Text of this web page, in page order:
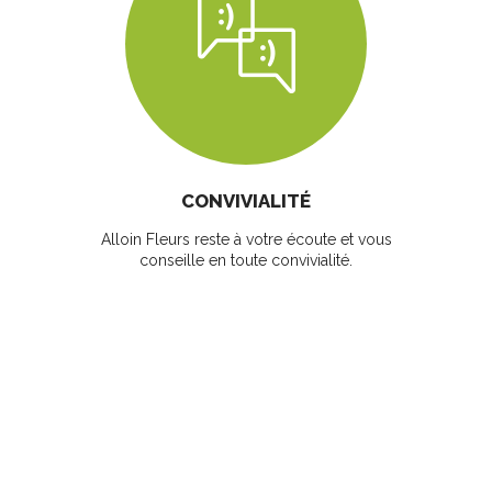
CONVIVIALITÉ
Alloin Fleurs reste à votre écoute et vous
conseille en toute convivialité.